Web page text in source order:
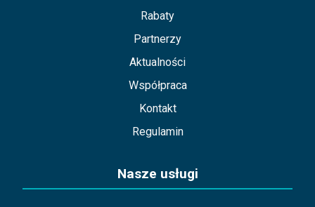
Rabaty
Partnerzy
Aktualności
Współpraca
Kontakt
Regulamin
Nasze usługi